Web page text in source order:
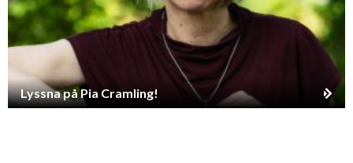
Lyssna på Pia Cramling!